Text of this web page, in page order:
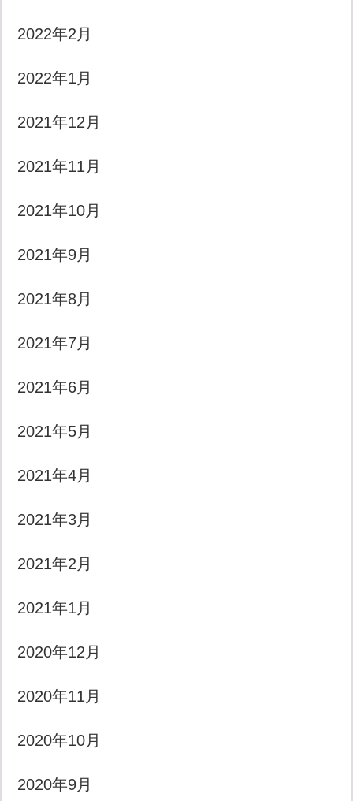
2022年2月
2022年1月
2021年12月
2021年11月
2021年10月
2021年9月
2021年8月
2021年7月
2021年6月
2021年5月
2021年4月
2021年3月
2021年2月
2021年1月
2020年12月
2020年11月
2020年10月
2020年9月